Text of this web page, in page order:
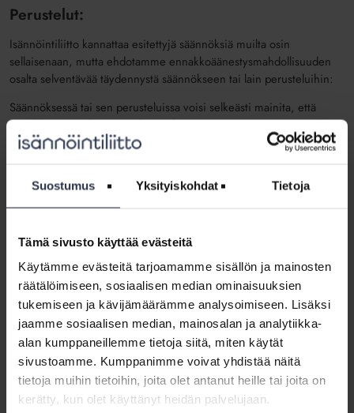
Suostumus Yksityiskohdat Tietoja
Tämä sivusto käyttää evästeitä
Käytämme evästeitä tarjoamamme sisällön ja mainosten
räätälöimiseen, sosiaalisen median ominaisuuksien
tukemiseen ja kävijämäärämme analysoimiseen. Lisäksi
jaamme sosiaalisen median, mainosalan ja analytiikka-
alan kumppaneillemme tietoja siitä, miten käytät
sivustoamme. Kumppanimme voivat yhdistää näitä
tietoja muihin tietoihin, joita olet antanut heille tai joita on
kerätty, kun olet käyttänyt heidän palvelujaan.
Perustelut:
Isännöintiliitto kannattaa esitettyjä säännöksiä muilta osin
sellaisenaan, mutta ehdotamme ennakkoäänestysmahdollisuuden
osalta selventävää täydennystä säännökseen tai lain perusteluihin:
Säännöksessä tai sen perusteluissa voisi selkeästi mainita, että
ennakkoäänestyksessä mukana ollut päätösesitys on
päätöksenteossa mukana muuttamattomana, eli kyseistä
Mietinnössä esitetään mainintaa päätösehdotuksen
muuttamattomuudesta otettavaksi osakeyhtiölakiin, joten
nähdäksemme vastaavan selvän maininnan voisi sisällyttää myös
voidaan mainita lain perusteluissa. Päätösesityksen säilyminen
muuttamattomana päätöksenteon kohteena yhtiökokouksessa
turvaa osakkeenomistajien oikeutettuja odotuksia siitä, että heidän
antamiensa äänten perusteella mahdollisesti tehtävä päätös vastaa
sisällöltään ennakkoäänestyksen kohteena ollutta esitystä. Tarkoitus
ei kuitenkaan ole, että päätösesityksen muuttamattomuus estäisi
muiden päätösesitysten tekemisen tavanomaisella tavalla
yhtiökokouksessa (näihin päätösesityksiin ennakkoäänen antaneet
osakkeenomistajat eivät luonnollisesti voi esittää kantaansa).